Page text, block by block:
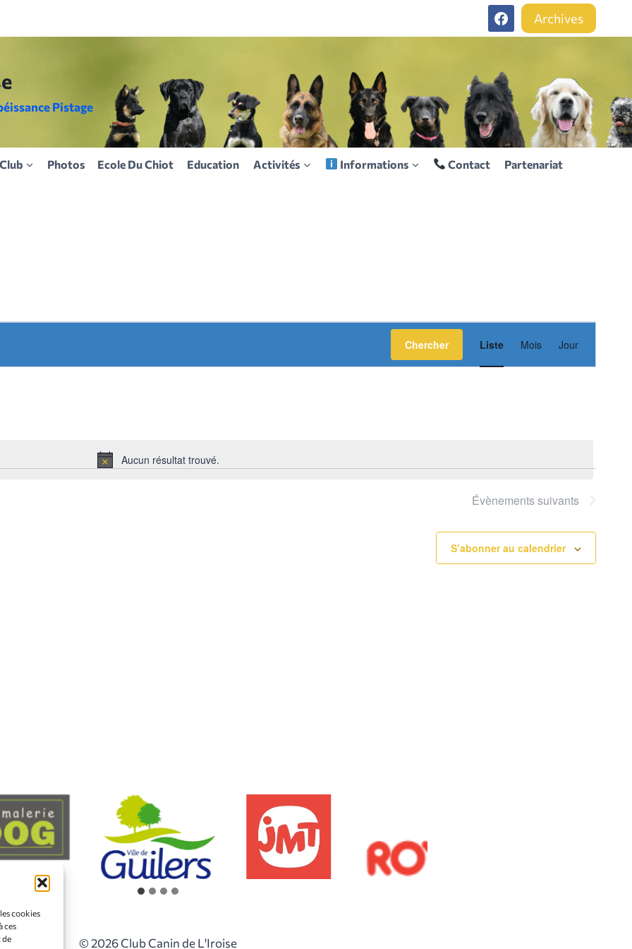
cookies
ces
de
Archives
Pistage
Club Photos Ecole Du Chiot Education Activités Informations Contact Partenariat
Notice
Aucun résultat trouvé.
Chercher Liste Mois Jour
Évènementssuivants
S’abonner au calendrier
© 2026 Club Canin de L'Iroise